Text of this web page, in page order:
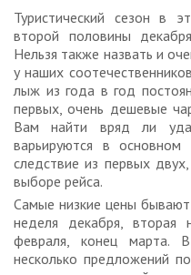
Туристический сезон в
второй половины
Нельзя также назвать и
у наших
лыж из года в год
первых, очень дешевые
Вам найти вряд ли
варьируются в
следствие из первых
выборе рейса.
Самые низкие цены
неделя декабря, вторая
февраля, конец
несколько предложений